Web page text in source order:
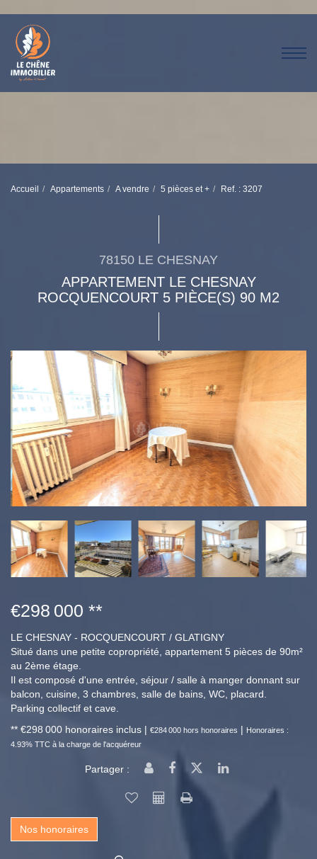
Accueil Appartements A vendre 5 pièces et + Ref. : 3207
78150 LE CHESNAY
APPARTEMENT LE CHESNAY
ROCQUENCOURT 5 PIÈCE(S) 90 M2
€298 000 **
LE CHESNAY - ROCQUENCOURT / GLATIGNY
Situé dans une petite copropriété, appartement 5 pièces de 90m²
au 2ème étage.
Il est composé d'une entrée, séjour / salle à manger donnant sur
balcon, cuisine, 3 chambres, salle de bains, WC, placard.
Parking collectif et cave.
** €298 000 honoraires inclus | €284 000 hors honoraires | Honoraires :
4.93% TTC à la charge de l'acquéreur
Partager :
Nos honoraires